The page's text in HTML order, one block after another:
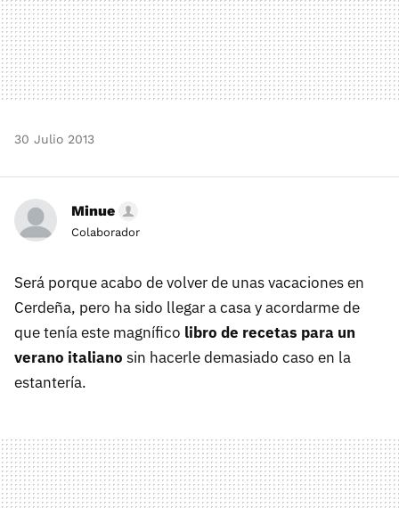
30 Julio 2013
Minue
Colaborador
Será porque acabo de volver de unas vacaciones en
Cerdeña, pero ha sido llegar a casa y acordarme de
que tenía este magnífico libro de recetas para un
verano italiano sin hacerle demasiado caso en la
estantería.